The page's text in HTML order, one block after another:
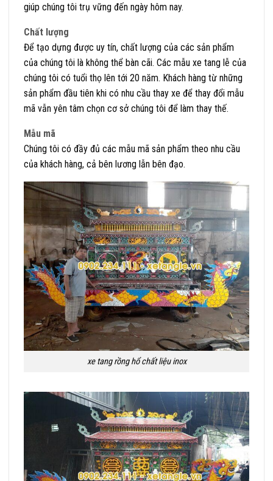
giúp chúng tôi trụ vững đến ngày hôm nay.
Chất lượng
Để tạo dựng được uy tín, chất lượng của các sản phẩm
của chúng tôi là không thể bàn cãi. Các mẫu xe tang lễ của
chúng tôi có tuổi thọ lên tới 20 năm. Khách hàng từ những
sản phẩm đầu tiên khi có nhu cầu thay xe để thay đổi mẫu
mã vẫn yên tâm chọn cơ sở chúng tôi để làm thay thế.
Mẫu mã
Chúng tôi có đầy đủ các mẫu mã sản phẩm theo nhu cầu
của khách hàng, cả bên lương lẫn bên đạo.
xe tang rồng hổ chất liệu inox